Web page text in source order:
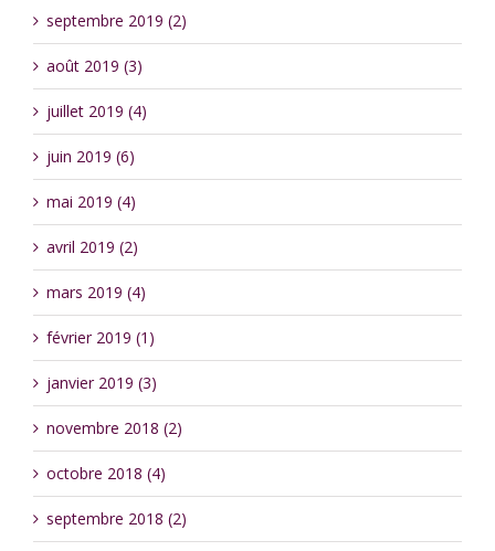
septembre 2019 (2)
août 2019 (3)
juillet 2019 (4)
juin 2019 (6)
mai 2019 (4)
avril 2019 (2)
mars 2019 (4)
février 2019 (1)
janvier 2019 (3)
novembre 2018 (2)
octobre 2018 (4)
septembre 2018 (2)